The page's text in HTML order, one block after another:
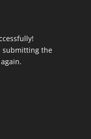
submitting the